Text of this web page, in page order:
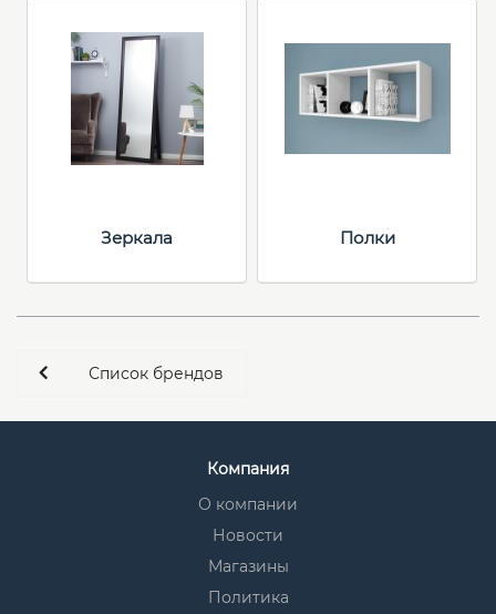
Зеркала Полки
Список брендов
Компания
О компании
Новости
Магазины
Политика